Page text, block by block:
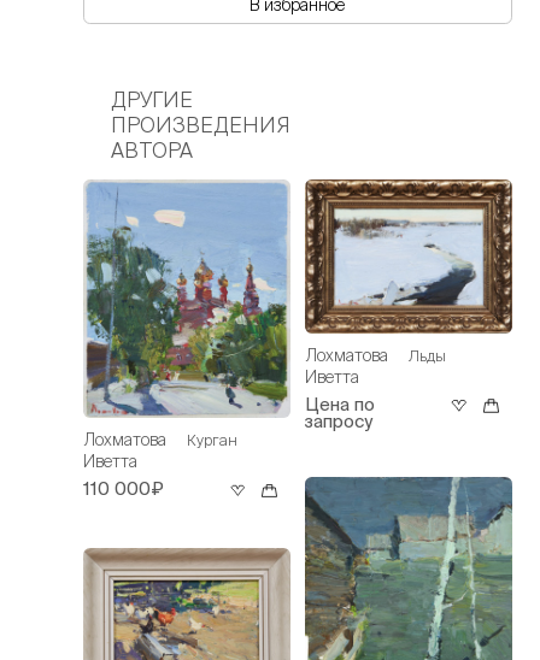
В избранное
ДРУГИЕ
ПРОИЗВЕДЕНИЯ
АВТОРА
Лохматова
Иветта
Курган
110 000₽
Лохматова
Иветта
Льды
Цена по
запросу